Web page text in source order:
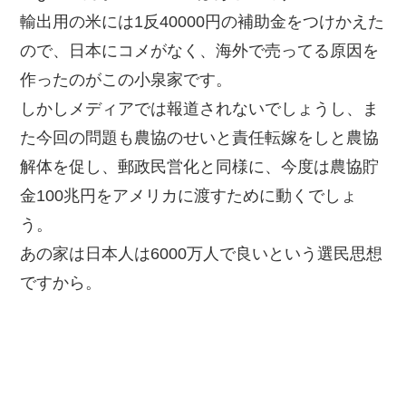
輸出用の米には1反40000円の補助金をつけかえた
ので、日本にコメがなく、海外で売ってる原因を
作ったのがこの小泉家です。
しかしメディアでは報道されないでしょうし、ま
た今回の問題も農協のせいと責任転嫁をしと農協
解体を促し、郵政民営化と同様に、今度は農協貯
金100兆円をアメリカに渡すために動くでしょ
う。
あの家は日本人は6000万人で良いという選民思想
ですから。